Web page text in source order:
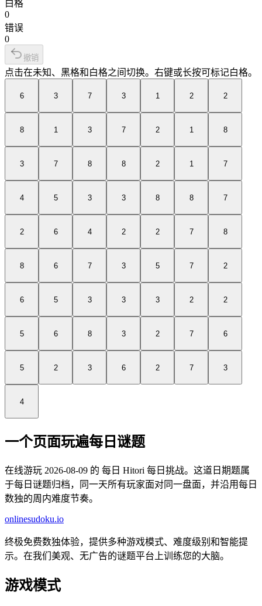
白格
0
错误
0
撤销
点击在未知、黑格和白格之间切换。右键或长按可标记白格。
6 3 7 3 1 2 2
8 1 3 7 2 1 8
3 7 8 8 2 1 7
4 5 3 3 8 8 7
2 6 4 2 2 7 8
8 6 7 3 5 7 2
6 5 3 3 3 2 2
5 6 8 3 2 7 6
5 2 3 6 2 7 3
4
一个页面玩遍每日谜题
在线游玩 2026-08-09 的 每日 Hitori 每日挑战。这道日期题属
于每日谜题归档，同一天所有玩家面对同一盘面，并沿用每日
数独的周内难度节奏。
onlinesudoku.io
终极免费数独体验，提供多种游戏模式、难度级别和智能提
示。在我们美观、无广告的谜题平台上训练您的大脑。
游戏模式